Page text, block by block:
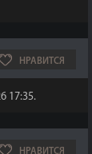
НРАВИТСЯ
17:35.
НРАВИТСЯ